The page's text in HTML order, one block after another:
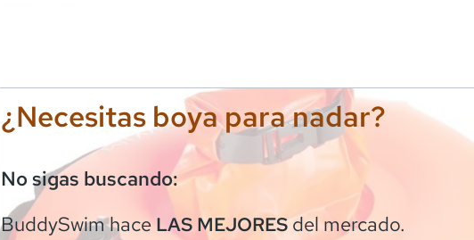
¿Necesitas boya para nadar?
No sigas buscando:
BuddySwimhaceLAS MEJORESdel mercado.